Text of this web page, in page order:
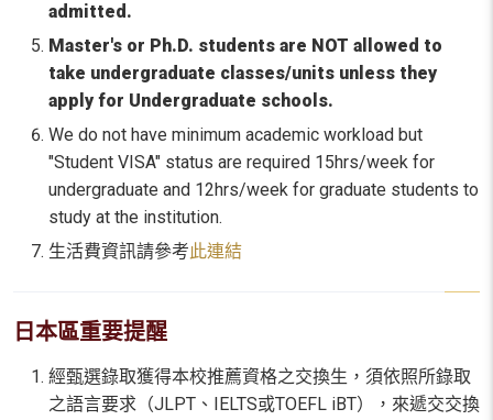
admitted.
Master's or Ph.D. students are NOT allowed to
take undergraduate classes/units unless they
apply for Undergraduate schools.
We do not have minimum academic workload but
"Student VISA" status are required 15hrs/week for
undergraduate and 12hrs/week for graduate students to
study at the institution.
生活費資訊請參考此連結
日本區重要提醒
經甄選錄取獲得本校推薦資格之交換生，須依照所錄取
之語言要求（JLPT、IELTS或TOEFL iBT），來遞交交換